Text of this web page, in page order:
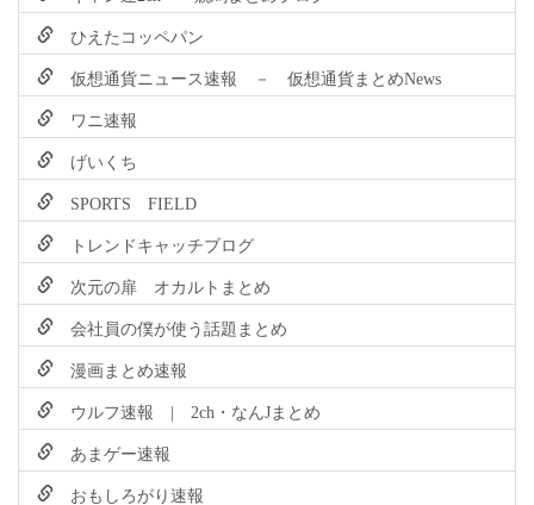
ひえたコッペパン
仮想通貨ニュース速報 － 仮想通貨まとめNews
ワニ速報
げいくち
SPORTS FIELD
トレンドキャッチブログ
次元の扉 オカルトまとめ
会社員の僕が使う話題まとめ
漫画まとめ速報
ウルフ速報 | 2ch・なんJまとめ
あまゲー速報
おもしろがり速報